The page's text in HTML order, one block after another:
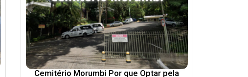
Cemitério Morumbi Por que Optar pela